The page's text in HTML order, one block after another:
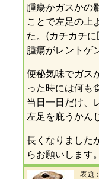
腫瘍かガスかの
ことで左足の上
た。(カチカチ
腫瘍がレントゲ
便秘気味でガス
った時には何も
当日一日だけ、
左足を庇うかん
長くなりました
らお願いします。
表題：